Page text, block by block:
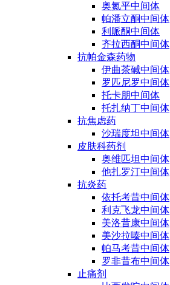
奥氮平中间体
帕潘立酮中间体
利哌酮中间体
齐拉西酮中间体
抗帕金森药物
伊曲茶碱中间体
罗匹尼罗中间体
托卡朋中间体
托扎纳丁中间体
抗焦虑药
沙瑞度坦中间体
皮肤科药剂
奥维匹坦中间体
他扎罗汀中间体
抗炎药
依托考昔中间体
利克飞龙中间体
美洛昔康中间体
美沙拉嗪中间体
帕马考昔中间体
罗非昔布中间体
止痛剂